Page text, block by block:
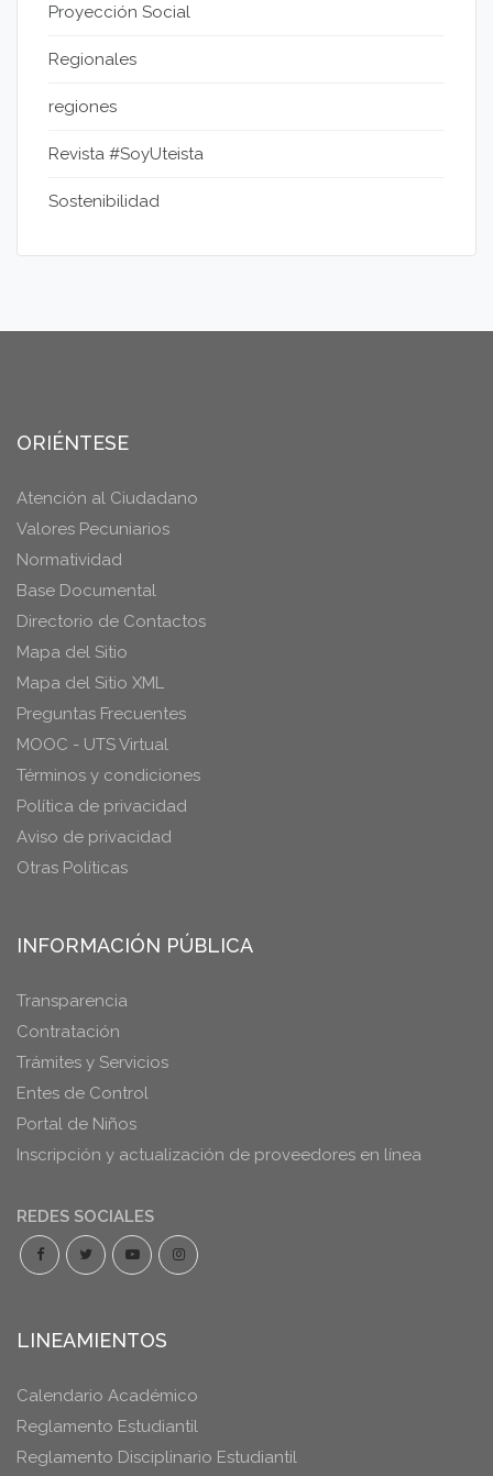
Proyección Social
Regionales
regiones
Revista #SoyUteista
Sostenibilidad
ORIÉNTESE
Atención al Ciudadano
Valores Pecuniarios
Normatividad
Base Documental
Directorio de Contactos
Mapa del Sitio
Mapa del Sitio XML
Preguntas Frecuentes
MOOC - UTS Virtual
Términos y condiciones
Política de privacidad
Aviso de privacidad
Otras Políticas
INFORMACIÓN PÚBLICA
Transparencia
Contratación
Trámites y Servicios
Entes de Control
Portal de Niños
Inscripción y actualización de proveedores en línea
REDES SOCIALES
LINEAMIENTOS
Calendario Académico
Reglamento Estudiantil
Reglamento Disciplinario Estudiantil